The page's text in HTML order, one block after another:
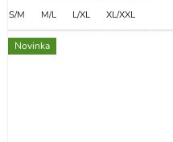
S/M M/L L/XL XL/XXL
Novinka